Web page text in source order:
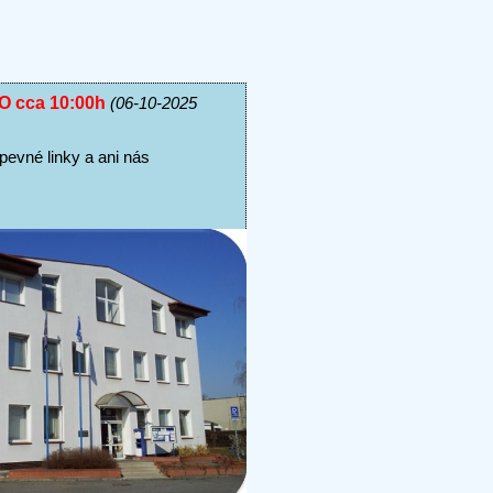
cca 10:00h (06-10-2025
linky a ani nás